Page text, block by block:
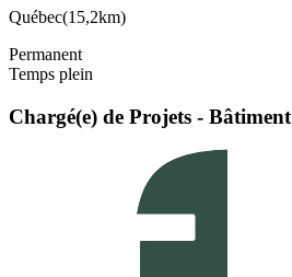
Québec(15,2km)
Permanent
Temps plein
Chargé(e) de Projets - Bâtiment